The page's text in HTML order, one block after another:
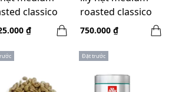
classico
250gr
₫
roasted classico
coffee 250gr
750.000 ₫
Đặt trước